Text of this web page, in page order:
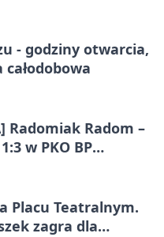
- godziny otwarcia,
Radomiak Radom –
w PKO BP
zwycięstwo
Placu Teatralnym.
zagra dla